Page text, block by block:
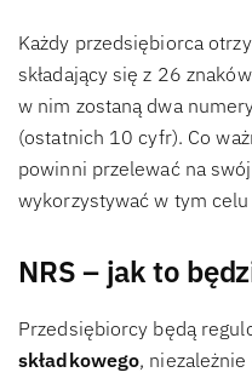
Każdy przedsiębiorca
składający się z 26
w nim zostaną dwa
(ostatnich 10 cyfr). Co
powinni przelewać na swój
wykorzystywać w tym
NRS – jak to
Przedsiębiorcy będą
składkowego,